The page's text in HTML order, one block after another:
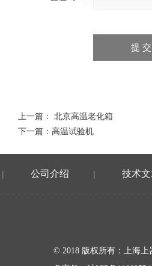
上一篇： 北京高温老化箱
下一篇： 高温试验机
| 公司介绍 | 技术
© 2018 版权所有：上海上